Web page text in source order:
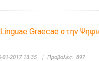
Graecae στην
01-2017 13:35 | Προβολές: 897